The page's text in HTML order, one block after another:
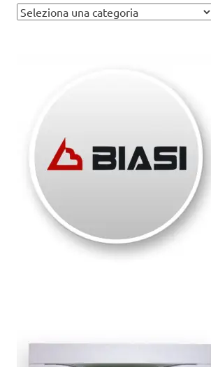
Assistenza